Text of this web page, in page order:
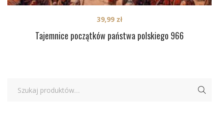
Tajemnice początków państwa polskiego 966
39,99 zł